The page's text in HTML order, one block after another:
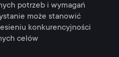
potrzeb i wymagań
może stanowić
konkurencyjności
celów